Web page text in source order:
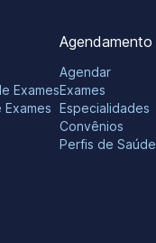
Exames
Agendamento
Agendar
Exames
Especialidades
Convênios
Perfis de Saúde